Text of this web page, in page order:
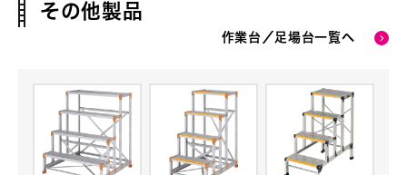
その他製品
作業台／足場台一覧へ